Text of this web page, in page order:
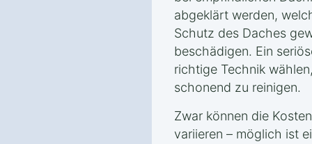
abgeklärt werden,
Schutz des Daches
beschädigen. Ein
richtige Technik
schonend zu reinigen.
Zwar können die
variieren – möglich ist